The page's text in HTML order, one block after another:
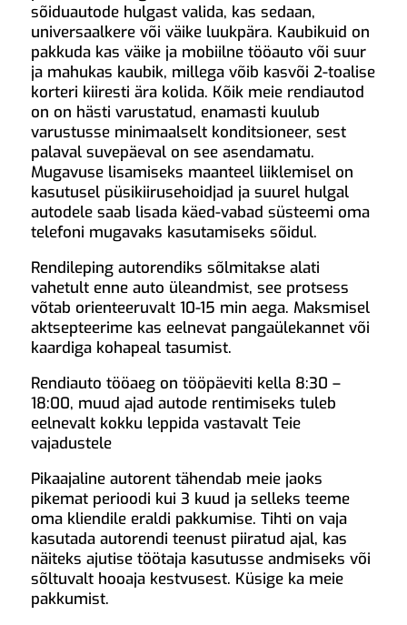
sõiduautode hulgast valida, kas sedaan,
universaalkere või väike luukpära. Kaubikuid on
pakkuda kas väike ja mobiilne tööauto või suur
ja mahukas kaubik, millega võib kasvõi 2-toalise
korteri kiiresti ära kolida. Kõik meie rendiautod
on on hästi varustatud, enamasti kuulub
varustusse minimaalselt konditsioneer, sest
palaval suvepäeval on see asendamatu.
Mugavuse lisamiseks maanteel liiklemisel on
kasutusel püsikiirusehoidjad ja suurel hulgal
autodele saab lisada käed-vabad süsteemi oma
telefoni mugavaks kasutamiseks sõidul.
Rendileping autorendiks sõlmitakse alati
vahetult enne auto üleandmist, see protsess
võtab orienteeruvalt 10-15 min aega. Maksmisel
aktsepteerime kas eelnevat pangaülekannet või
kaardiga kohapeal tasumist.
Rendiauto tööaeg on tööpäeviti kella 8:30 –
18:00, muud ajad autode rentimiseks tuleb
eelnevalt kokku leppida vastavalt Teie
vajadustele
Pikaajaline autorent tähendab meie jaoks
pikemat perioodi kui 3 kuud ja selleks teeme
oma kliendile eraldi pakkumise. Tihti on vaja
kasutada autorendi teenust piiratud ajal, kas
näiteks ajutise töötaja kasutusse andmiseks või
sõltuvalt hooaja kestvusest. Küsige ka meie
pakkumist.